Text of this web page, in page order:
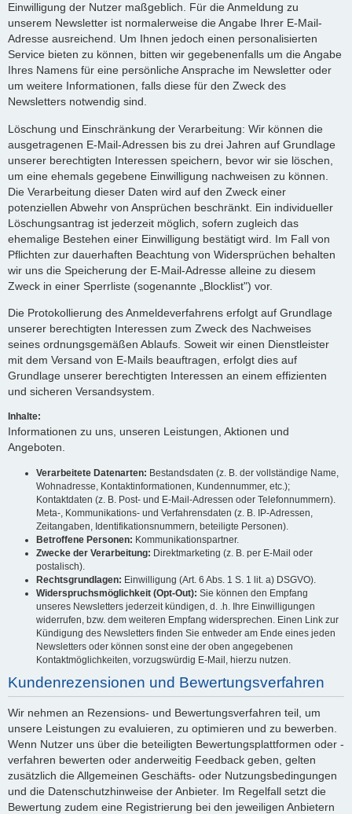
Einwilligung der Nutzer maßgeblich. Für die Anmeldung zu
unserem Newsletter ist normalerweise die Angabe Ihrer E-Mail-
Adresse ausreichend. Um Ihnen jedoch einen personalisierten
Service bieten zu können, bitten wir gegebenenfalls um die Angabe
Ihres Namens für eine persönliche Ansprache im Newsletter oder
um weitere Informationen, falls diese für den Zweck des
Newsletters notwendig sind.
Löschung und Einschränkung der Verarbeitung: Wir können die
ausgetragenen E-Mail-Adressen bis zu drei Jahren auf Grundlage
unserer berechtigten Interessen speichern, bevor wir sie löschen,
um eine ehemals gegebene Einwilligung nachweisen zu können.
Die Verarbeitung dieser Daten wird auf den Zweck einer
potenziellen Abwehr von Ansprüchen beschränkt. Ein individueller
Löschungsantrag ist jederzeit möglich, sofern zugleich das
ehemalige Bestehen einer Einwilligung bestätigt wird. Im Fall von
Pflichten zur dauerhaften Beachtung von Widersprüchen behalten
wir uns die Speicherung der E-Mail-Adresse alleine zu diesem
Zweck in einer Sperrliste (sogenannte „Blocklist") vor.
Die Protokollierung des Anmeldeverfahrens erfolgt auf Grundlage
unserer berechtigten Interessen zum Zweck des Nachweises
seines ordnungsgemäßen Ablaufs. Soweit wir einen Dienstleister
mit dem Versand von E-Mails beauftragen, erfolgt dies auf
Grundlage unserer berechtigten Interessen an einem effizienten
und sicheren Versandsystem.
Inhalte:
Informationen zu uns, unseren Leistungen, Aktionen und
Angeboten.
Verarbeitete Datenarten: Bestandsdaten (z. B. der vollständige Name,
Wohnadresse, Kontaktinformationen, Kundennummer, etc.);
Kontaktdaten (z. B. Post- und E-Mail-Adressen oder Telefonnummern).
Meta-, Kommunikations- und Verfahrensdaten (z. B. IP-Adressen,
Zeitangaben, Identifikationsnummern, beteiligte Personen).
Betroffene Personen: Kommunikationspartner.
Zwecke der Verarbeitung: Direktmarketing (z. B. per E-Mail oder
postalisch).
Rechtsgrundlagen: Einwilligung (Art. 6 Abs. 1 S. 1 lit. a) DSGVO).
Widerspruchsmöglichkeit (Opt-Out): Sie können den Empfang
unseres Newsletters jederzeit kündigen, d. .h. Ihre Einwilligungen
widerrufen, bzw. dem weiteren Empfang widersprechen. Einen Link zur
Kündigung des Newsletters finden Sie entweder am Ende eines jeden
Newsletters oder können sonst eine der oben angegebenen
Kontaktmöglichkeiten, vorzugswürdig E-Mail, hierzu nutzen.
Kundenrezensionen und Bewertungsverfahren
Wir nehmen an Rezensions- und Bewertungsverfahren teil, um
unsere Leistungen zu evaluieren, zu optimieren und zu bewerben.
Wenn Nutzer uns über die beteiligten Bewertungsplattformen oder -
verfahren bewerten oder anderweitig Feedback geben, gelten
zusätzlich die Allgemeinen Geschäfts- oder Nutzungsbedingungen
und die Datenschutzhinweise der Anbieter. Im Regelfall setzt die
Bewertung zudem eine Registrierung bei den jeweiligen Anbietern